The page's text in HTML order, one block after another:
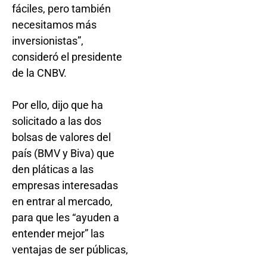
fáciles, pero también
necesitamos más
inversionistas”,
consideró el presidente
de la CNBV.
Por ello, dijo que ha
solicitado a las dos
bolsas de valores del
país (BMV y Biva) que
den pláticas a las
empresas interesadas
en entrar al mercado,
para que les “ayuden a
entender mejor” las
ventajas de ser públicas,